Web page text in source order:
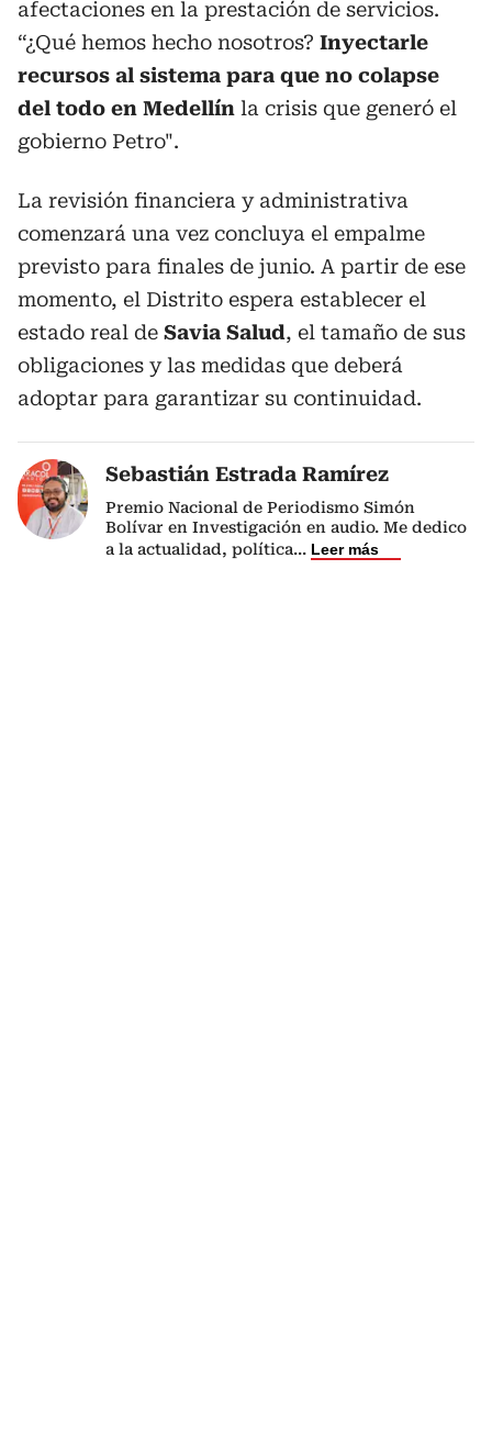
afectaciones en la prestación de servicios.
“¿Qué hemos hecho nosotros? Inyectarle
recursos al sistema para que no colapse
del todo en Medellín la crisis que generó el
gobierno Petro".
La revisión financiera y administrativa
comenzará una vez concluya el empalme
previsto para finales de junio. A partir de ese
momento, el Distrito espera establecer el
estado real de Savia Salud, el tamaño de sus
obligaciones y las medidas que deberá
adoptar para garantizar su continuidad.
Sebastián Estrada Ramírez
Premio Nacional de Periodismo Simón
Bolívar en Investigación en audio. Me dedico
a la actualidad, política... Leer más